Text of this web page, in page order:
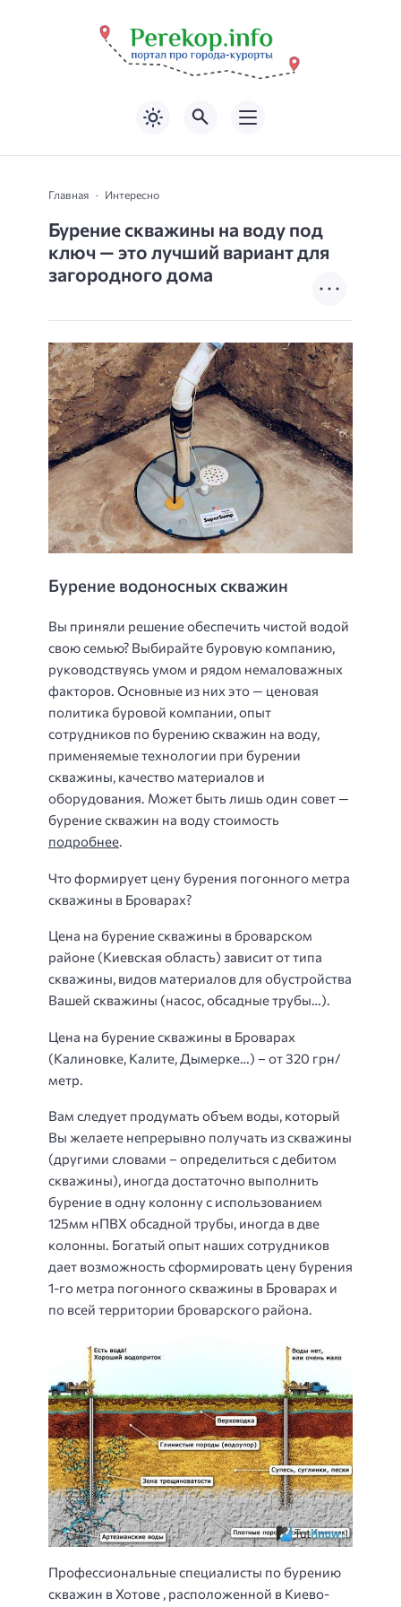
Главная Интересно
Бурение скважины на воду под
ключ — это лучший вариант для
загородного дома
Бурение водоносных скважин
Вы приняли решение обеспечить чистой водой
свою семью? Выбирайте буровую компанию,
руководствуясь умом и рядом немаловажных
факторов. Основные из них это — ценовая
политика буровой компании, опыт
сотрудников по бурению скважин на воду,
применяемые технологии при бурении
скважины, качество материалов и
оборудования. Может быть лишь один совет —
бурение скважин на воду стоимость
подробнее.
Что формирует цену бурения погонного метра
скважины в Броварах?
Цена на бурение скважины в броварском
районе (Киевская область) зависит от типа
скважины, видов материалов для обустройства
Вашей скважины (насос, обсадные трубы…).
Цена на бурение скважины в Броварах
(Калиновке, Калите, Дымерке…) – от 320 грн/
метр.
Вам следует продумать объем воды, который
Вы желаете непрерывно получать из скважины
(другими словами – определиться с дебитом
скважины), иногда достаточно выполнить
бурение в одну колонну с использованием
125мм нПВХ обсадной трубы, иногда в две
колонны. Богатый опыт наших сотрудников
дает возможность сформировать цену бурения
1-го метра погонного скважины в Броварах и
по всей территории броварского района.
Профессиональныеспециалисты по бурению
скважин вХотове , расположенной в Киево-